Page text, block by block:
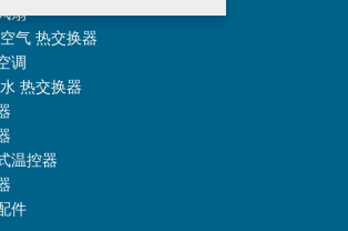
扇
气 热交换器
调
热交换器
温控器
件